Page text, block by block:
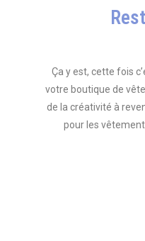
Ça y est, cette fois
votre boutique de
de la créativité à
pour les